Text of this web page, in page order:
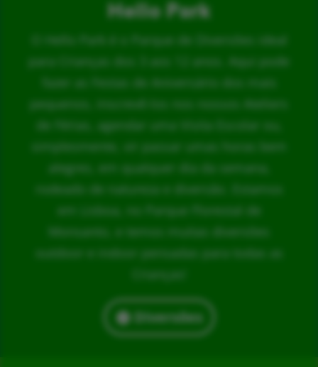
Hello Park
O Hello Park é o Parque de Diversões ideal
para Crianças dos 3 aos 12 anos. Aqui pode
fazer as Festas de Aniversário dos mais
pequenos, inscrevê-los nos nossos Ateliers
de Férias, agendar uma Visita Escolar ou,
simplesmente, vir passar umas horas bem
alegres, em qualquer dia da semana,
rodeado de natureza e diversão. Estamos
em Lisboa, no Parque Florestal de
Monsanto, e temos muitas diversões
outdoor e indoor pensadas para todas as
Crianças!
Diversões